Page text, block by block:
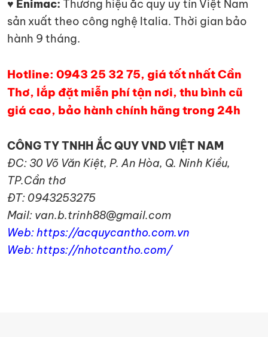
♥ Enimac: Thương hiệu ắc quy uy tín Việt Nam
sản xuất theo công nghệ Italia. Thời gian bảo
hành 9 tháng.
Hotline: 0943 25 32 75, giá tốt nhất Cần
Thơ, lắp đặt miễn phí tận nơi, thu bình cũ
giá cao, bảo hành chính hãng trong 24h
CÔNG TY TNHH ẮC QUY VND VIỆT NAM
ĐC: 30 Võ Văn Kiệt, P. An Hòa, Q. Ninh Kiều,
TP.Cần thơ
ĐT: 0943253275
Mail: van.b.trinh88@gmail.com
Web: https://acquycantho.com.vn
Web: https://nhotcantho.com/